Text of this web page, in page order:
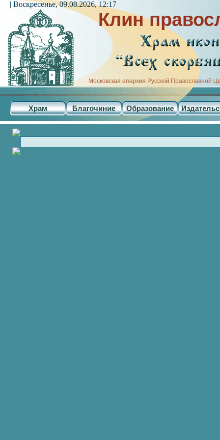
Клин
Московская епархия Русской Православной
Храм Благочиние Образование
| Воскресенье, 09.08.2026, 12:17